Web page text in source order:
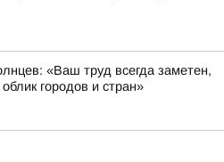
«Ваш труд всегда заметен,
городов и стран»